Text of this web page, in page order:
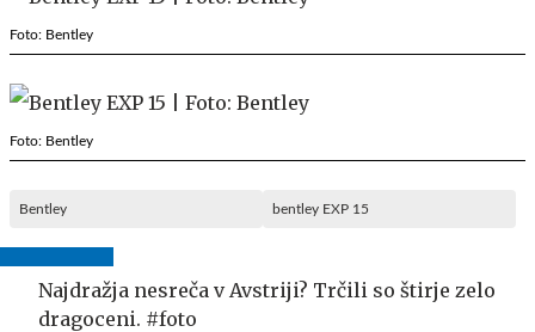
Foto: Bentley
Foto: Bentley
Bentley bentley EXP 15
Najdražja nesreča v Avstriji? Trčili so štirje zelo
dragoceni. #foto